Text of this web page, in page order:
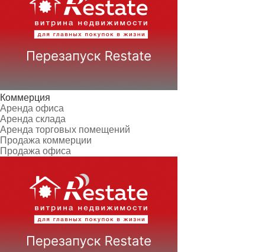
Коммерция
Аренда офиса
Аренда склада
Аренда торговых помещений
Продажа коммерции
Продажа офиса